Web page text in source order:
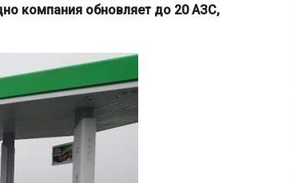
компания обновляет до 20 АЗС,